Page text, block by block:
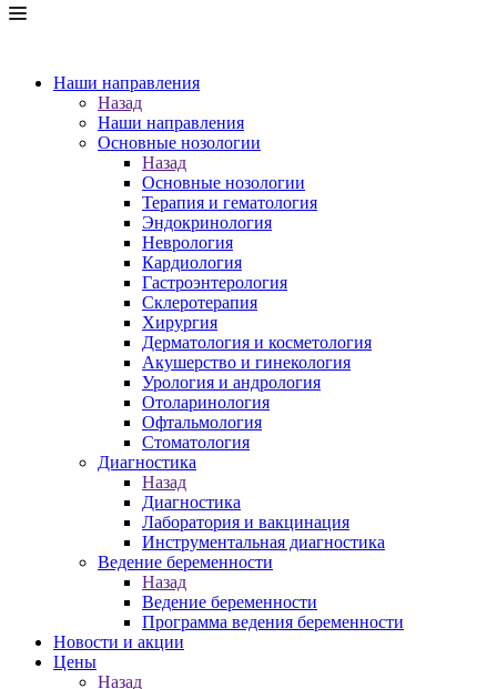
Наши направления
Назад
Наши направления
Основные нозологии
Назад
Основные нозологии
Терапия и гематология
Эндокринология
Неврология
Кардиология
Гастроэнтерология
Склеротерапия
Хирургия
Дерматология и косметология
Акушерство и гинекология
Урология и андрология
Отоларинология
Офтальмология
Стоматология
Диагностика
Назад
Диагностика
Лаборатория и вакцинация
Инструментальная диагностика
Ведение беременности
Назад
Ведение беременности
Программа ведения беременности
Новости и акции
Цены
Назад